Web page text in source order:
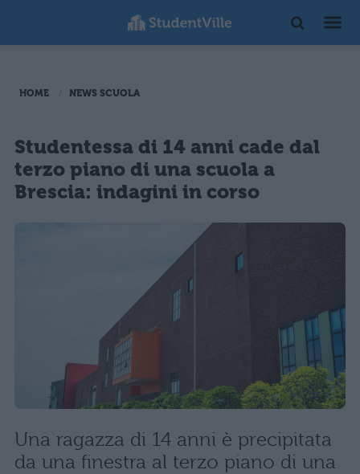
HOME NEWS SCUOLA
Studentessa di 14 anni cade dal
terzo piano di una scuola a
Brescia: indagini in corso
Una ragazza di 14 anni è precipitata
da una finestra al terzo piano di una